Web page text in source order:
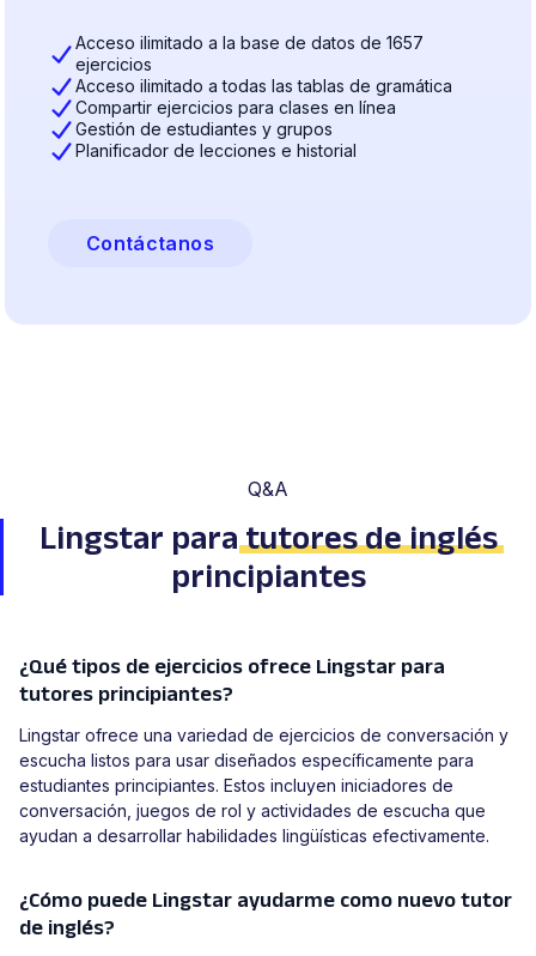
Acceso ilimitado a la base de datos de 1657
ejercicios
Acceso ilimitado a todas las tablas de gramática
Compartir ejercicios para clases en línea
Gestión de estudiantes y grupos
Planificador de lecciones e historial
Contáctanos
Q&A
Lingstar paratutores de inglés
principiantes
¿Qué tipos de ejercicios ofrece Lingstar para
tutores principiantes?
Lingstar ofrece una variedad de ejercicios de conversación y
escucha listos para usar diseñados específicamente para
estudiantes principiantes. Estos incluyen iniciadores de
conversación, juegos de rol y actividades de escucha que
ayudan a desarrollar habilidades lingüísticas efectivamente.
¿Cómo puede Lingstar ayudarme como nuevo tutor
de inglés?